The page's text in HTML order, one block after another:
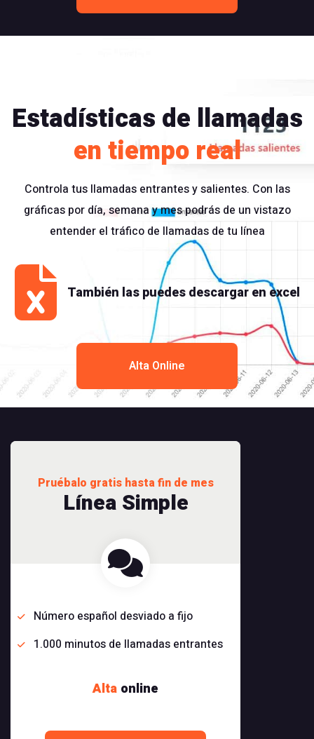
Estadísticas de llamadas
en tiempo real
Controla tus llamadas entrantes y salientes. Con las
gráficas por día, semana y mes podrás de un vistazo
entender el tráfico de llamadas de tu línea
También las puedes descargar en excel
Alta Online
Pruébalo gratis hasta fin de mes
Línea Simple
Número español desviado a fijo
1.000 minutos de llamadas entrantes
Alta online